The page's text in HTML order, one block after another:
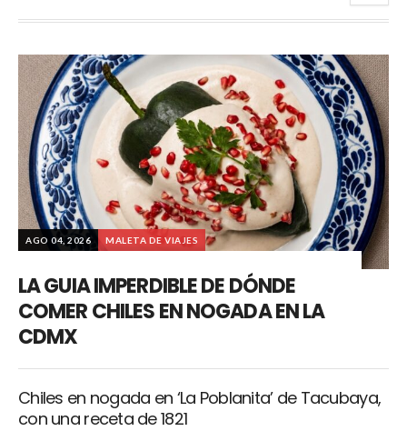
AGO 04, 2026 MALETA DE VIAJES
LA GUIA IMPERDIBLE DE DÓNDE
COMER CHILES EN NOGADA EN LA
CDMX
Chiles en nogada en ‘La Poblanita’ de Tacubaya,
con una receta de 1821